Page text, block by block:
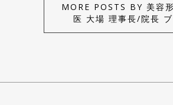
MORE POSTS BY 美容
医 大場 理事長/院長